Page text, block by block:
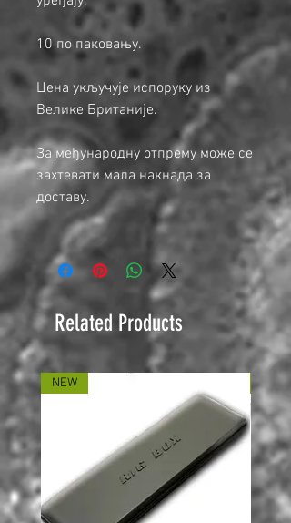
10 по паковању.
Цена укључује испоруку из
Велике Британије.
За међународну отпремуможе се
захтевати мала накнада за
доставу.
Related Products
NEW NEW